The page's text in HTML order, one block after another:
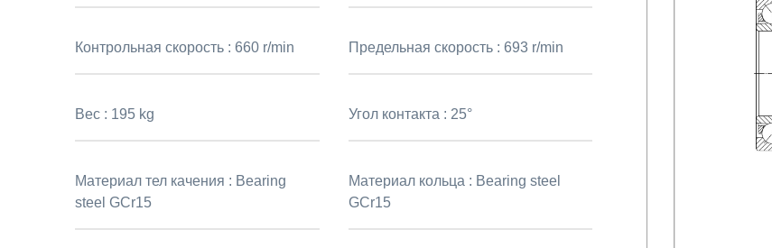
Контрольная скорость :660 r/min Предельная скорость : 693 r/min
Вес : 195 kg Угол контакта : 25°
Материал тел качения : Bearing
steel GCr15
Материал кольца : Bearing steel
GCr15